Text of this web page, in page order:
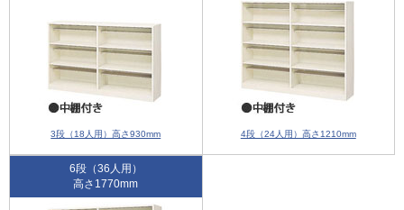
3段（18人用）高さ930mm 4段（24人用）高さ1210mm
6段（36人用）
高さ1770mm